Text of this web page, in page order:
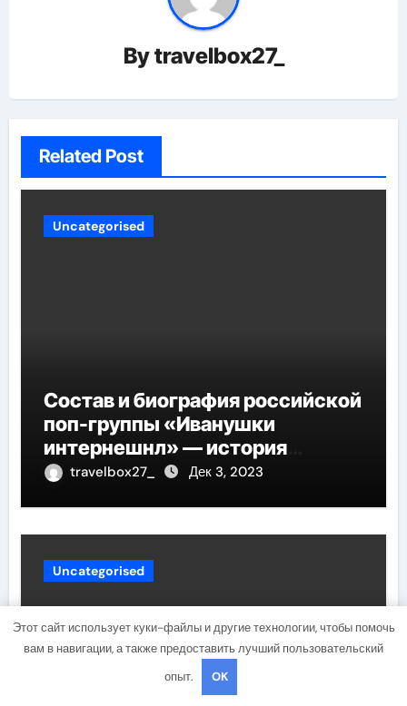
Bytravelbox27_
Related Post
Uncategorised
Состав и биография российской
поп-группы «Иванушки
интернешнл» — история
успеха, музыка и судьбы
travelbox27_ Дек 3, 2023
Uncategorised
Этот сайт использует куки-файлы и другие технологии, чтобы помочь
вам в навигации, а также предоставить лучший пользовательский
опыт.
OK